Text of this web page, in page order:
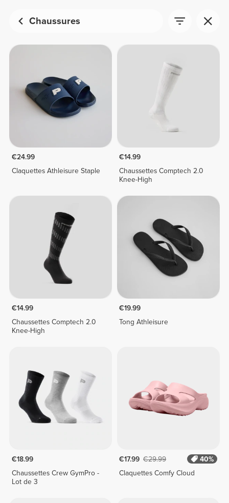
Chaussures
€24.99
Claquettes Athleisure Staple
€14.99
Chaussettes Comptech 2.0
Knee-High
€14.99
Chaussettes Comptech 2.0
Knee-High
€19.99
Tong Athleisure
€18.99
Chaussettes Crew GymPro -
Lot de 3
€17.99 €29.99
40%
Claquettes Comfy Cloud